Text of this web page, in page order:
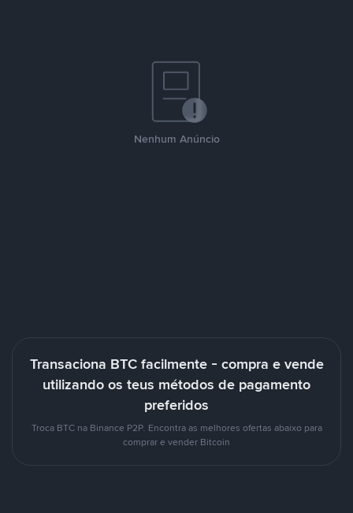
Nenhum Anúncio
Transaciona BTC facilmente - compra e vende
utilizando os teus métodos de pagamento
preferidos
Troca BTC na Binance P2P. Encontra as melhores ofertas abaixo para
comprar e vender Bitcoin